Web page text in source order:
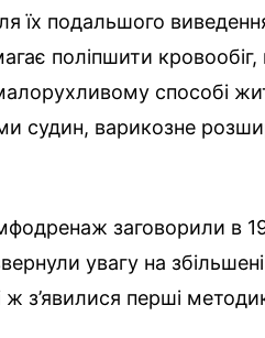
їх подальшого
поліпшити
способі
судин, варикозне
заговорили в
увагу на збільшені
ж з’явилися перші